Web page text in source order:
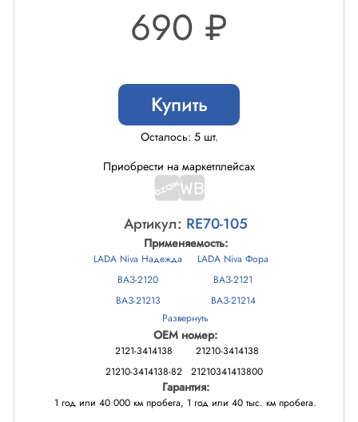
690 ₽
Купить
Осталось: 5 шт.
Приобрести на маркетплейсах
Артикул: RE70-105
Применяемость:
LADA Niva Надежда
LADA Niva Фора
ВАЗ-2120
ВАЗ-2121
ВАЗ-21213
ВАЗ-21214
НИВА НАДЕЖДА
НИВА ФОРА
Развернуть
OEM номер:
2121-3414138
21210-3414138
21210-3414138-82
21210341413800
Гарантия:
1 год или 40 000 км пробега, 1 год или 40 тыс. км пробега.